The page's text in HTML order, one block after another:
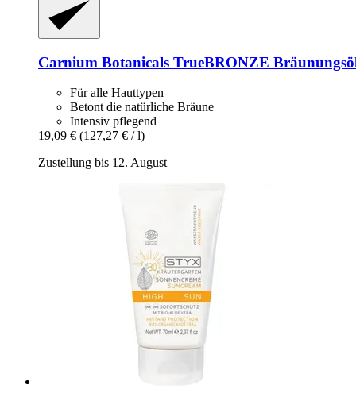
Carnium Botanicals TrueBRONZE
Für alle Hauttypen
Betont die natürliche Bräune
Intensiv pflegend
19,09 € (127,27 € / l)
Zustellung bis 12. August